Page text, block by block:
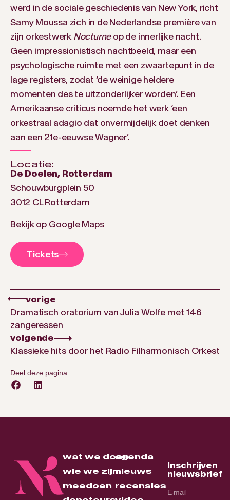
werd in de sociale geschiedenis van New York, richt
Samy Moussa zich in de Nederlandse première van
zijn orkestwerkNocturneop de innerlijke nacht.
Geen impressionistisch nachtbeeld, maar een
psychologische ruimte met een zwaartepunt in de
lage registers, zodat ‘de weinige heldere
momenten des te uitzonderlijker worden’. Een
Amerikaanse criticus noemde het werk ‘een
orkestraal adagio dat onvermijdelijk doet denken
aan een 21e-eeuwse Wagner’.
Locatie:
De Doelen, Rotterdam
Schouwburgplein 50
3012 CL Rotterdam
Bekijk op Google Maps
Tickets
vorige
Dramatisch oratorium van Julia Wolfe met 146
zangeressen
volgende
Klassieke hits door het Radio Filharmonisch Orkest
Deel deze pagina:
wat we doen
wie we zijn
meedoen
agenda
nieuws
recensies
Inschrijven
nieuwsbrief